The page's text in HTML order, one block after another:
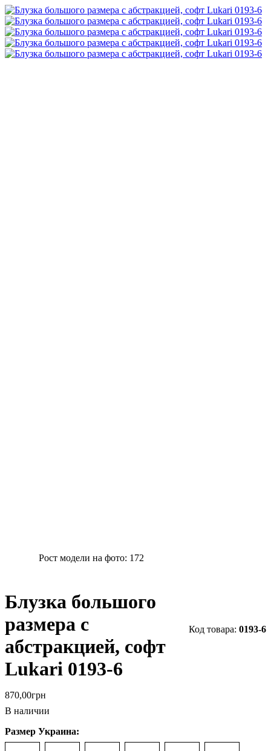
Рост модели на фото: 172
Блузка большого
размера с
абстракцией, софт
Lukari 0193-6
0193-6
870,00грн
В наличии
Размер Украина: